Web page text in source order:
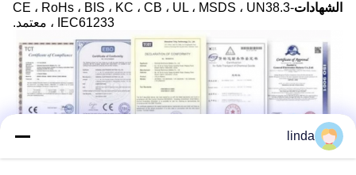
الشهادات -CE ، RoHs ، BIS ، KC ، CB ، UL ، MSDS ، UN38.3
، IEC61233 معتمد.
linda